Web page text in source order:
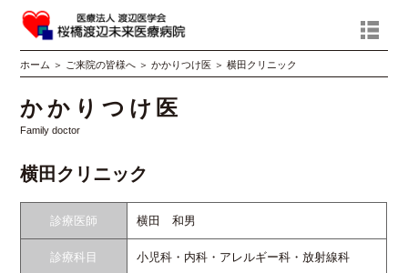
ホーム ＞ ご来院の皆様へ ＞かかりつけ医 ＞横田クリニック
かかりつけ医
Family doctor
横田クリニック
診療医師 横田 和男
診療科目 小児科・内科・アレルギー科・放射線科